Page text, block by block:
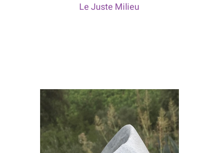
Le Juste Milieu